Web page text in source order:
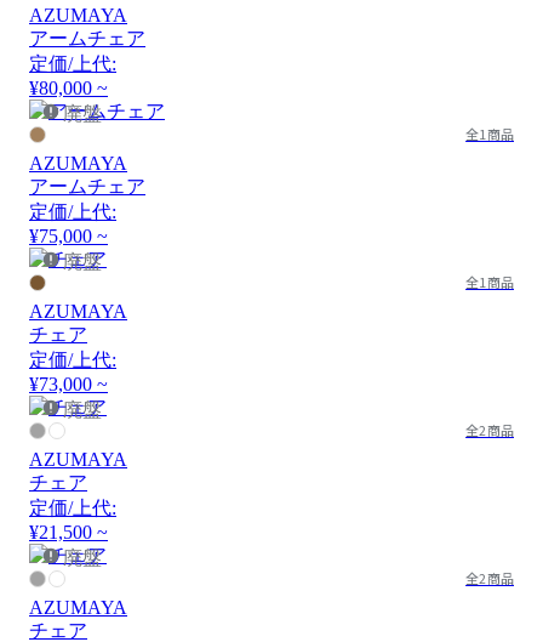
AZUMAYA
アームチェア
定価/上代:
¥80,000 ~
廃盤
全1商品
AZUMAYA
アームチェア
定価/上代:
¥75,000 ~
廃盤
全1商品
AZUMAYA
チェア
定価/上代:
¥73,000 ~
廃盤
全2商品
AZUMAYA
チェア
定価/上代:
¥21,500 ~
廃盤
全2商品
AZUMAYA
チェア